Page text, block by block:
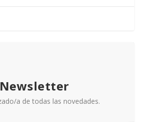
Newsletter
a de todas las novedades.